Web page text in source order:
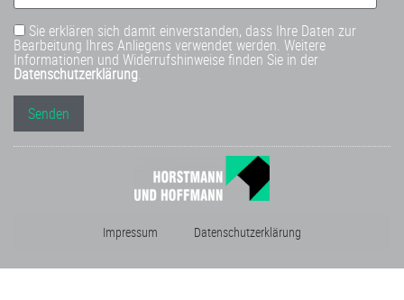
Sie erklären sich damit einverstanden, dass Ihre Daten zur
Bearbeitung Ihres Anliegens verwendet werden. Weitere
Informationen und Widerrufshinweise finden Sie in der
Datenschutzerklärung.
Impressum Datenschutzerklärung